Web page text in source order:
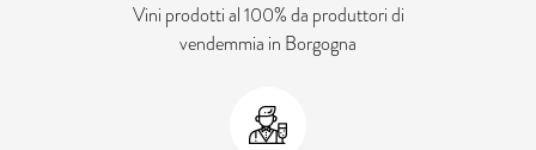
Vini prodotti al 100% da produttori di
vendemmia in Borgogna